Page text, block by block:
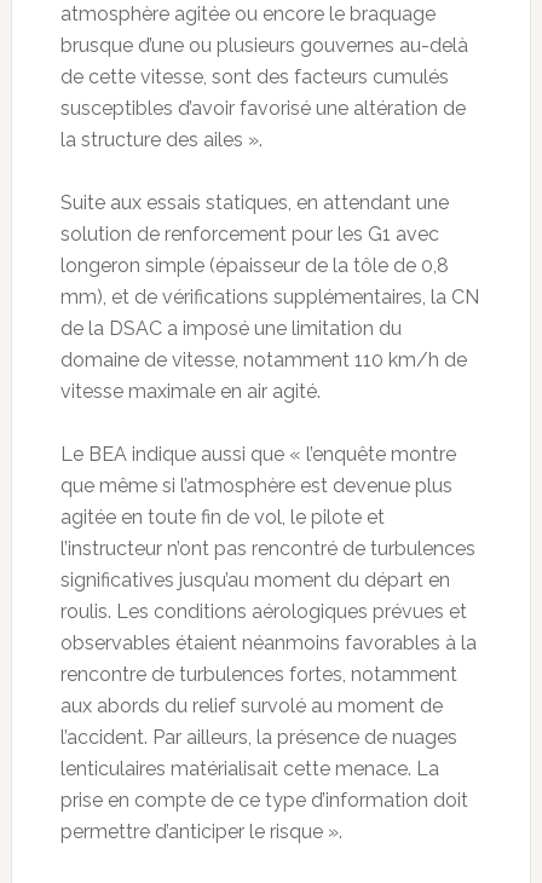
atmosphère agitée ou encore le braquage
brusque d’une ou plusieurs gouvernes au-delà
de cette vitesse, sont des facteurs cumulés
susceptibles d’avoir favorisé une altération de
la structure des ailes ».
Suite aux essais statiques, en attendant une
solution de renforcement pour les G1 avec
longeron simple (épaisseur de la tôle de 0,8
mm), et de vérifications supplémentaires, la CN
de la DSAC a imposé une limitation du
domaine de vitesse, notamment 110 km/h de
vitesse maximale en air agité.
Le BEA indique aussi que « l’enquête montre
que même si l’atmosphère est devenue plus
agitée en toute fin de vol, le pilote et
l’instructeur n’ont pas rencontré de turbulences
significatives jusqu’au moment du départ en
roulis. Les conditions aérologiques prévues et
observables étaient néanmoins favorables à la
rencontre de turbulences fortes, notamment
aux abords du relief survolé au moment de
l’accident. Par ailleurs, la présence de nuages
lenticulaires matérialisait cette menace. La
prise en compte de ce type d’information doit
permettre d’anticiper le risque ».